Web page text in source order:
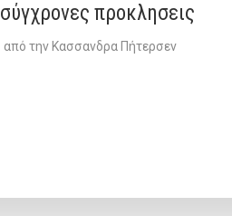
σύγχρονες προκλησεις
από την Κασσανδρα Πήτερσεν